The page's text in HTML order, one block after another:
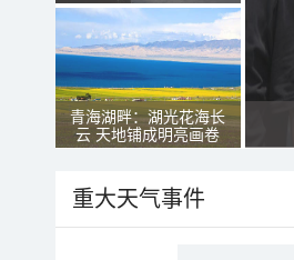
青海湖畔：湖光花海长
云 天地铺成明亮画卷
重大天气事件